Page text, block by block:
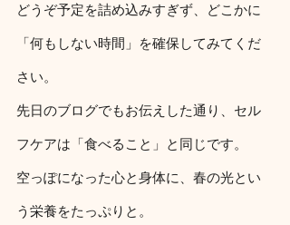
どうぞ予定を詰め込みすぎず、どこかに
「何もしない時間」を確保してみてくだ
さい。
先日のブログでもお伝えした通り、セル
フケアは「食べること」と同じです。
空っぽになった心と身体に、春の光とい
う栄養をたっぷりと。